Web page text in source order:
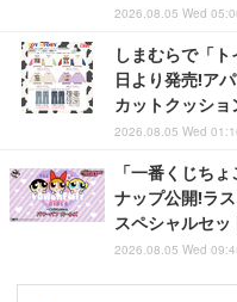
2026.08.05 Wed
しまむらで「
日より発売!ア
カットクッシ
2026.08.05 Wed
「一番くじち
ナップ公開!ラ
スペシャルセッ
2026.08.05 Wed